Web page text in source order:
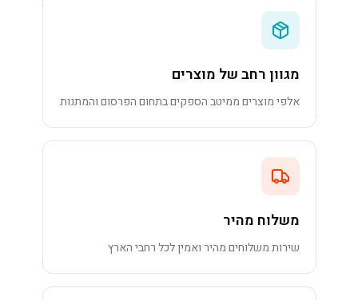
מגוון רחב של מוצרים
אלפי מוצרים ממיטב הספקים בתחום הפרסום והמתנות
משלוח מהיר
שירות משלוחים מהיר ואמין לכל רחבי הארץ